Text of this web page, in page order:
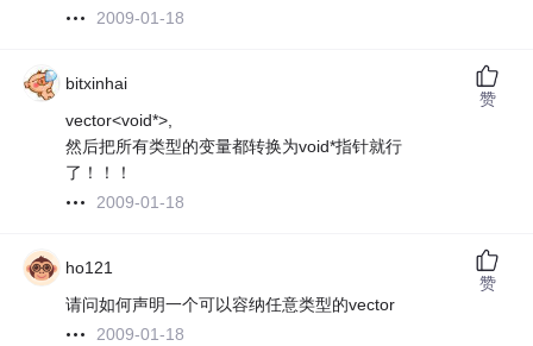
2009-01-18
bitxinhai
vector<void*>,
然后把所有类型的变量都转换为void*指针就行
了！！！
2009-01-18
赞
ho121
请问如何声明一个可以容纳任意类型的vector
2009-01-18
赞